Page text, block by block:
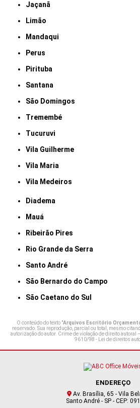
Jaçanã
Limão
Mandaqui
Perus
Pirituba
Santana
São Domingos
Tremembé
Tucuruvi
Vila Guilherme
Vila Maria
Vila Medeiros
Diadema
Mauá
Ribeirão Pires
Rio Grande da Serra
Santo André
São Bernardo do Campo
São Caetano do Sul
O conteúdo do texto "Arquivos Escritório
reservado. Sua reprodução, parcial ou total, mesmo
autorização do autor. Crime de violação de direito autoral
9610/98 - Lei de direitos
ENDEREÇO
Av. Brasília, 65 - Vila
Santo André - SP - CEP: